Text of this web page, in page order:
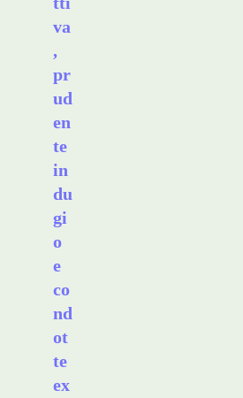
va
,
pr
ud
en
te
in
du
gi
o
e
co
nd
ot
te
ex